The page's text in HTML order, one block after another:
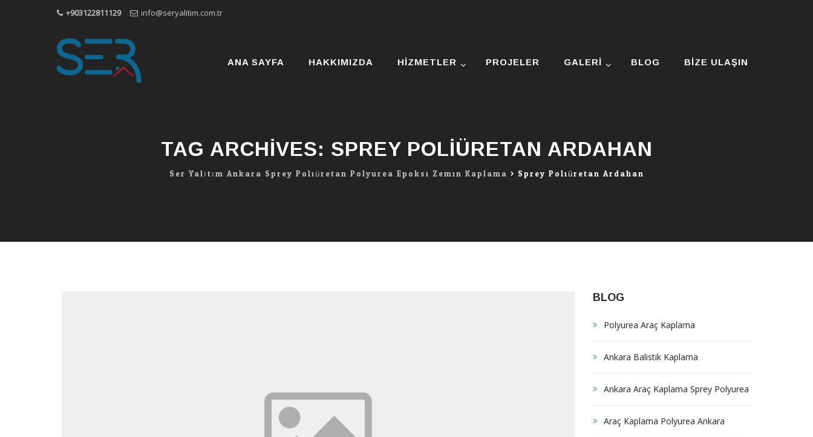
+903122811129 info@seryalitim.com.tr
contentANA SAYFA HAKKIMIZDA HIZMETLER PROJELER GALERI BLOG BIZE ULAŞIN
TAG ARCHIVES: SPREY POLIÜRETAN ARDAHAN
Ser Yalıtım Ankara Sprey Poliüretan Polyurea Epoksi Zemin Kaplama > Sprey Poliüretan Ardahan
BLOG
Polyurea Araç Kaplama
Ankara Balistik Kaplama
Ankara Araç Kaplama Sprey Polyurea
Araç Kaplama Polyurea Ankara